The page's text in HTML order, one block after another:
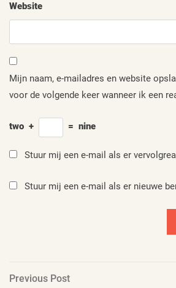
Website
Mijn naam, e-mailadres en website
voor de volgende keer wanneer ik een
two + = nine
Stuur mij een e-mail als er
Stuur mij een e-mail als er nieuwe
Berichtnavigatie
Previous
Previous Post